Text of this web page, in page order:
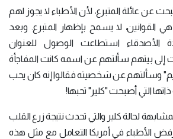
عن عائلة المتبرع، لأن الأطباء لا يجوز لهم
القوانين، لا يسمح بإظهار المتبرع. وبعد
استطاعت الوصول للعنوان
إلى بيتهم سألتهم عن اسمه كانت المفاجأة
وسألتهم عن شخصيته فقالوا إنه كان يحب
ذاتها التي أصبحت "كلير" تحبها!
لحالة كلير والتي تحدث نتيجة زرع القلب
رفض الأطباء في أمريكا التعامل مع مثل هذه